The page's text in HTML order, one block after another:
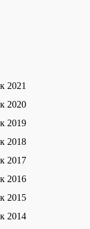
2021
2020
2019
2018
2017
2016
2015
2014